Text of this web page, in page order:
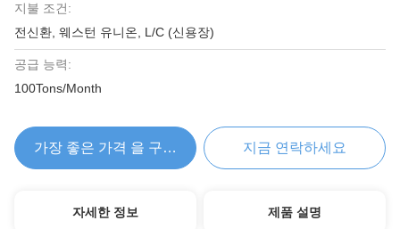
지불 조건:
전신환, 웨스턴 유니온, L/C (신용장)
공급 능력:
100Tons/Month
가장 좋은 가격 을 구하라 지금 연락하세요
자세한 정보 제품 설명